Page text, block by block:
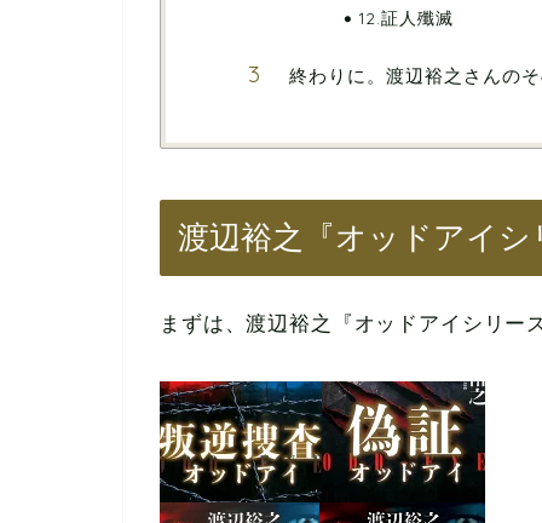
12.証人殲滅
終わりに。渡辺裕之さんの
渡辺裕之『オッドアイ
まずは、渡辺裕之『オッドアイシリー